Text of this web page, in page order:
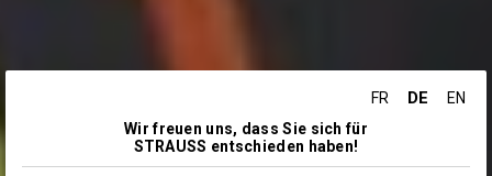
FR DE
EN
Wir freuen uns, dass Sie sich für
STRAUSS entschieden haben!